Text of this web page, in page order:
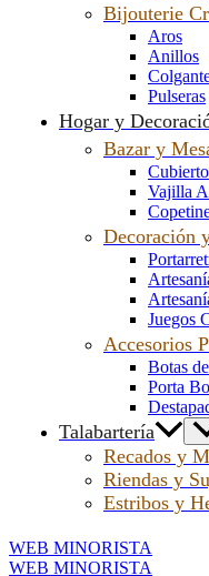
Bijouterie
Aros
Anillos
Pulseras
Hogar y
Bazar y
Vajilla
Decoración
Juegos
Accesorios
Botas
Porta
Talabartería
Recados y
Riendas y
Estribos y
WEB MINORISTA
WEB MINORISTA